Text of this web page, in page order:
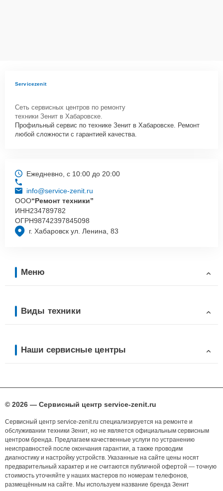
Servicezenit
Сеть сервисных центров по ремонту
техники Зенит в Хабаровске.
Профильный сервис по технике Зенит в Хабаровске. Ремонт
любой сложности с гарантией качества.
г. Хабаровск ул. Ленина, 83
Ежедневно, с 10:00 до 20:00
info@service-zenit.ru
ООО“Ремонт техники”
ИНН234789782
ОГРН98742397845098
Меню
Виды техники
Наши сервисные центры
© 2026 — Сервисный центр service-zenit.ru
Сервисный центр service-zenit.ru специализируется на ремонте и
обслуживании техники Зенит, но не является официальным сервисным
центром бренда. Предлагаем качественные услуги по устранению
неисправностей после окончания гарантии, а также проводим
диагностику и настройку устройств. Указанные на сайте цены носят
предварительный характер и не считаются публичной офертой — точную
стоимость уточняйте у наших мастеров по номерам телефонов,
размещённым на сайте. Мы используем название бренда Зенит